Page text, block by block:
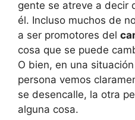
gente se atreve a decir
él. Incluso muchos de
a ser promotores del
cosa que se puede
O bien, en una
persona vemos
se desencalle, la otra
alguna cosa.